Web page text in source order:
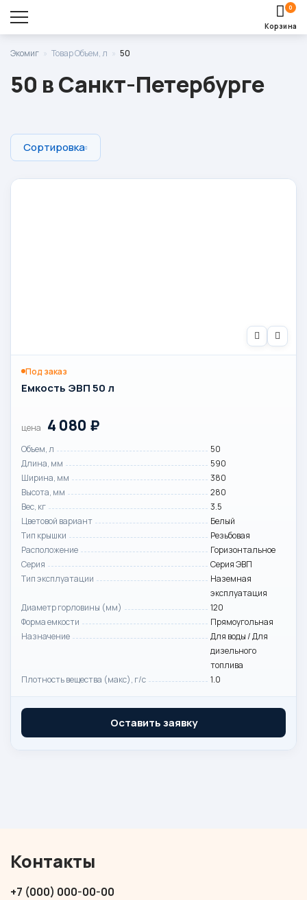
Оставить заявку
Корзина
0
Экомиг » Товар Объем, л » 50
50 в Санкт-Петербурге
Сортировка
Под заказ
Емкость ЭВП 50 л
цена 4 080 ₽
Объем, л
50
Длина, мм
590
Ширина, мм
380
Высота, мм
280
Вес, кг
3.5
Цветовой вариант
Белый
Тип крышки
Резьбовая
Расположение
Горизонтальное
Серия
Серия ЭВП
Тип эксплуатации
Наземная
эксплуатация
Диаметр горловины (мм)
120
Форма емкости
Прямоугольная
Назначение
Для воды / Для
дизельного
топлива
Плотность вещества (макс), г/с
1.0
Оставить заявку
Контакты
+7 (000) 000-00-00